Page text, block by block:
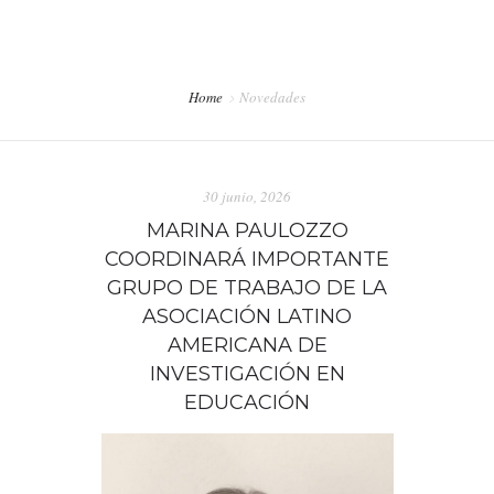
Home Novedades
30 junio, 2026
MARINA PAULOZZO
COORDINARÁ IMPORTANTE
GRUPO DE TRABAJO DE LA
ASOCIACIÓN LATINO
AMERICANA DE
INVESTIGACIÓN EN
EDUCACIÓN